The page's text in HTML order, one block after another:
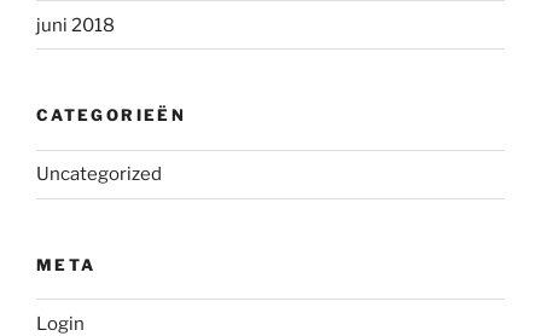
juni 2018
CATEGORIEËN
Uncategorized
META
Login